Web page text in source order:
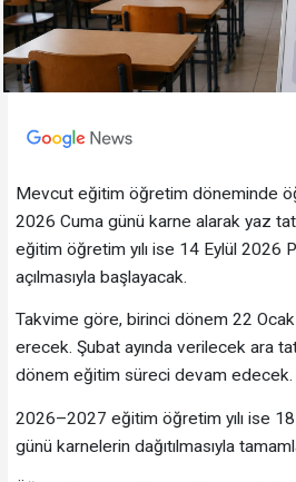
Mevcut eğitim öğretim döneminde
2026 Cuma günü karne alarak yaz
eğitim öğretim yılı ise 14 Eylül 2026
açılmasıyla başlayacak.
Takvime göre, birinci dönem 22
erecek. Şubat ayında verilecek ara
dönem eğitim süreci devam edecek.
2026–2027 eğitim öğretim yılı ise
günü karnelerin dağıtılmasıyla